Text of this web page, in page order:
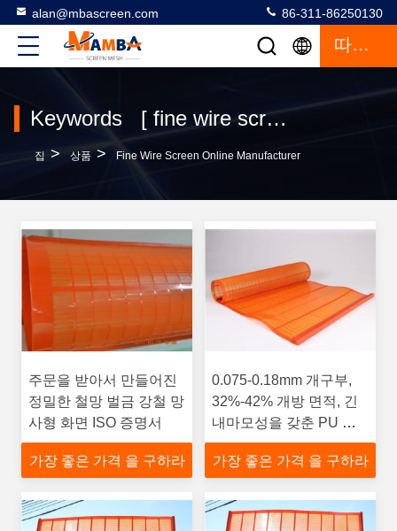
alan@mbascreen.com 86-311-86250130
따옴표
Keywords [ fine wire screen ] Match 122 상품
집 > 상품 > Fine Wire Screen Online Manufacturer
주문을 받아서 만들어진
정밀한 철망 벌금 강철 망
사형 화면 ISO 증명서
가장 좋은 가격 을 구하라
0.075-0.18mm 개구부,
32%-42% 개방 면적, 긴
내마모성을 갖춘 PU 고
성능 미세 메쉬 스크린
가장 좋은 가격 을 구하라